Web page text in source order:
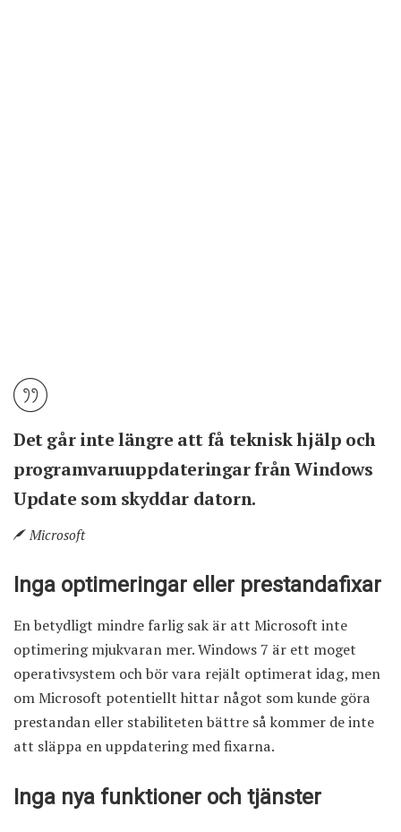
Det går inte längre att få teknisk hjälp och
programvaruuppdateringar från Windows
Update som skyddar datorn.
Microsoft
Inga optimeringar eller prestandafixar
En betydligt mindre farlig sak är att Microsoft inte
optimering mjukvaran mer. Windows 7 är ett moget
operativsystem och bör vara rejält optimerat idag, men
om Microsoft potentiellt hittar något som kunde göra
prestandan eller stabiliteten bättre så kommer de inte
att släppa en uppdatering med fixarna.
Inga nya funktioner och tjänster